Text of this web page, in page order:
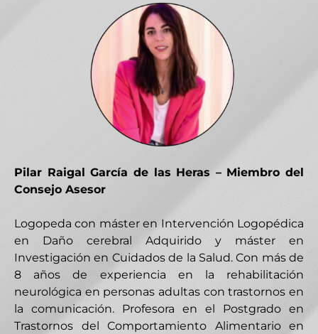
Pilar Raigal García de las Heras – Miembro del
Consejo Asesor
Logopeda con máster en Intervención Logopédica
en Daño cerebral Adquirido y máster en
Investigación en Cuidados de la Salud. Con más de
8 años de experiencia en la rehabilitación
neurológica en personas adultas con trastornos en
la comunicación. Profesora en el Postgrado en
Trastornos del Comportamiento Alimentario en